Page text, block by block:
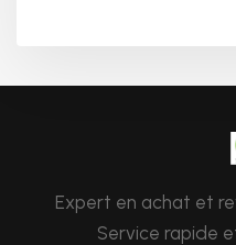
Expert en achat et
Service rapide